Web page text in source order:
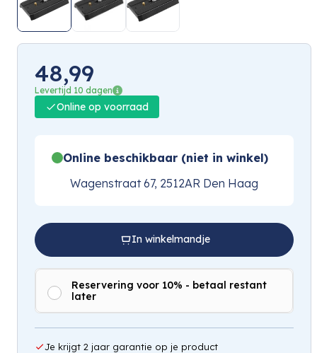
48,99
Levertijd 10 dagen
Online op voorraad
Online beschikbaar (niet in winkel)
Wagenstraat 67, 2512AR Den Haag
In winkelmandje
Reservering voor 10% - betaal restant
later
Je krijgt 2 jaar garantie op je product